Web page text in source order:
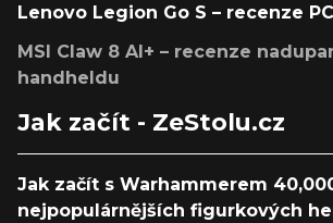
Lenovo Legion Go S – recenze
MSI Claw 8 AI+ – recenze
handheldu
Jak začít - ZeStolu.cz
Jak začít s Warhammerem
nejpopulárnějších figurkových